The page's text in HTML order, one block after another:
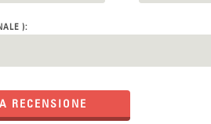
):
RECENSIONE